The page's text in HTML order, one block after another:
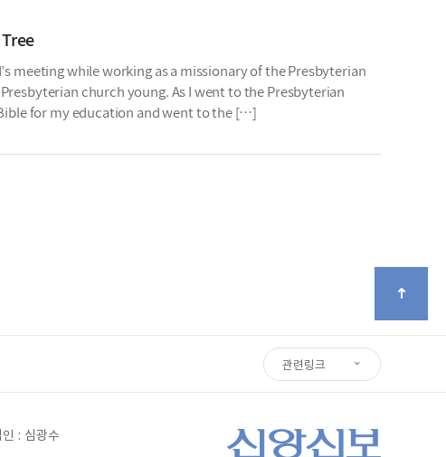
meeting while working as a missionary of the Presbyterian
church young. As I went to the Presbyterian
for my education and went to the […]
관련링크
: 심광수